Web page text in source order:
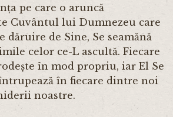
pe care o aruncă
Cuvântul lui Dumnezeu care
dăruire de Sine, Se seamănă
celor ce-L ascultă. Fiecare
în mod propriu, iar El Se
întrupează în fiecare dintre noi
noastre.